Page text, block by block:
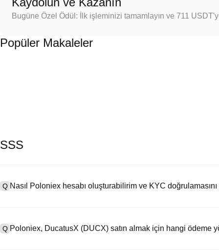
Bugüne Özel Ödül: İlk işleminizi tamamlayın ve 711
Popüler Makaleler
SSS
Q Nasıl Poloniex hesabı oluşturabilirim ve KYC
Kaydolduktan sonra, "Ayarlar" > "Güvenlik" bölümüne gidin,
Q Poloniex, DucatusX (DUCX) satın almak için hangi ödeme